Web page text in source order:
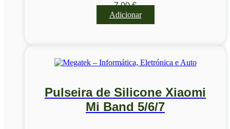
7,00€
Adicionar
Pulseira de Silicone Xiaomi
Mi Band 5/6/7